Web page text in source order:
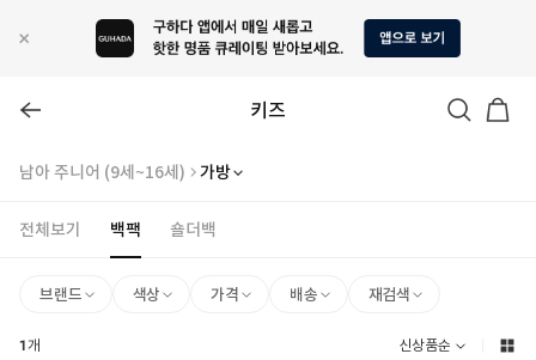
키즈
남아 주니어 (9세~16세) 가방
전체보기 백팩 숄더백
브랜드 색상 가격 배송 재검색
1개 신상품순